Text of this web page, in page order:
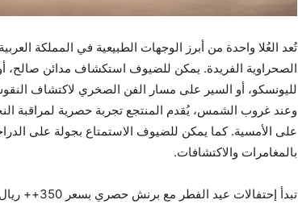
تُعد العُلا واحدة من أبرز الوجهات الطبيعية في المملكة
الصحراوية الفريدة. يمكن للضيوف استكشاف مدائن
لليونسكو، أو السير على مسار الفن الصخري لاكتشاف
وعند غروب الشمس، يُقدم المنتجع تجربة حصرية لمراقبة
على الأمسية. كما يمكن للضيوف الاستمتاع بجولة على
بالمغامرات والاكتشافات.